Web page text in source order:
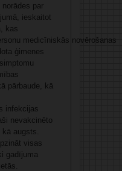
par
ieskaitot
kas
medicīniskās novērošanas
ģimenes
pārbaude, kā
infekcijas
nevakcinēto
kā augsts.
visas
gadījuma